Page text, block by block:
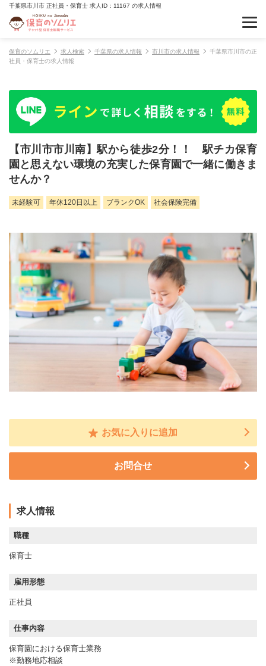
千葉県市川市 正社員・保育士 求人ID：11167 の求人情報
保育のソムリエ 求人検索 千葉県の求人情報 市川市の求人情報
千葉県市川市の正
社員・保育士の求人情報
【市川市市川南】駅から徒歩2分！！ 駅チカ保育
園と思えない環境の充実した保育園で一緒に働きま
せんか？
未経験可 年休120日以上 ブランクOK 社会保険完備
お気に入りに追加
お問合せ
求人情報
職種
保育士
雇用形態
正社員
仕事内容
保育園における保育士業務
※勤務地応相談